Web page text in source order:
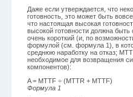
Даже если утверждается, что
готовность, это может быть
что настоящая высокая
высокой готовности должна
очень короткий (и, по
формулой (см. формула 1), в
среднюю наработку на отказ;
необходимое для возвращения
компонентов):
A = MTTF ÷ (MTTR + MTTF)
Формула 1